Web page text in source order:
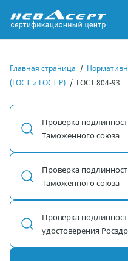
Главная страница /
(ГОСТ и ГОСТ Р) / ГОСТ 804-93
Проверка
Таможенного союза
Проверка
Таможенного союза
Проверка
удостоверения